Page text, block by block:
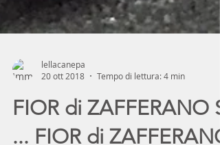
20 ott 2018
Tempo di lettura: 4 min
FIOR di ZAFFERANO SÌ